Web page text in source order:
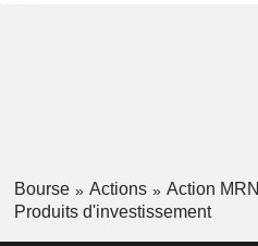
Bourse Actions Action MRN
Produits d'investissement